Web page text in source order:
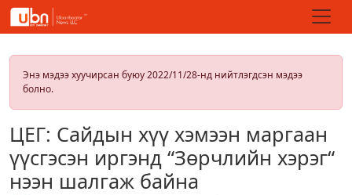
Энэ мэдээ хуучирсан буюу 2022/11/28-нд нийтлэгдсэн мэдээ
болно.
ЦЕГ: Сайдын хүү хэмээн маргаан
үүсгэсэн иргэнд “Зөрчлийн хэрэг“
нээн шалгаж байна